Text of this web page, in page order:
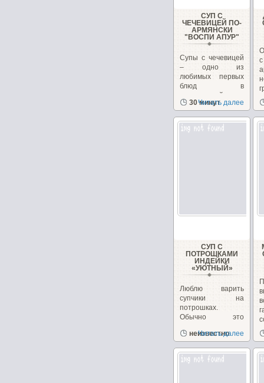
СУП С
ЧЕЧЕВИЦЕЙ ПО-
АРМЯНСКИ
"ВОСПИ АПУР"
Супы с чечевицей
– одно из
любимых первых
блюд в
закавказской
кухне, в Армении...
30 минут
Читать далее
СУП С
ПОТРОШКАМИ
ИНДЕЙКИ
«УЮТНЫЙ»
Люблю варить
супчики на
потрошках.
Обычно это
сегодня у меня
неизвестно
Читать далее